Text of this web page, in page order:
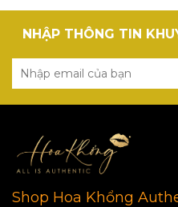
NHẬP THÔNG TIN
Shop Hoa Khổng